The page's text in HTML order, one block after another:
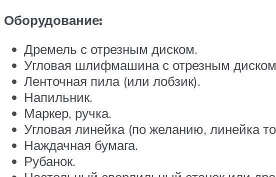
Оборудование:
Дремель с отрезным диском.
Угловая шлифмашина с отрезным диском
Ленточная пила (или лобзик).
Напильник.
Маркер, ручка.
Угловая линейка (по желанию, линейка
Наждачная бумага.
Рубанок.